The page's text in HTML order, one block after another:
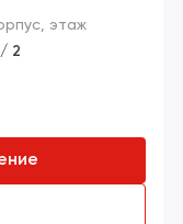
этаж
/ 2